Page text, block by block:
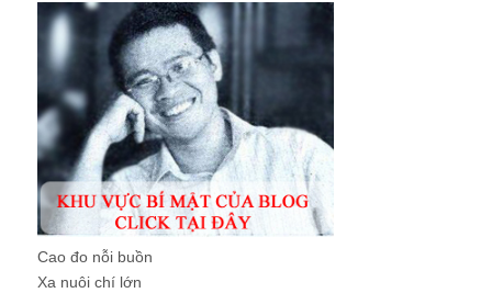
Cao đo nỗi buồn
Xa nuôi chí lớn